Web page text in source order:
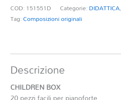
COD: 151551D Categorie: DIDATTICA,
Tag:Composizioni originali
Descrizione
CHILDREN BOX